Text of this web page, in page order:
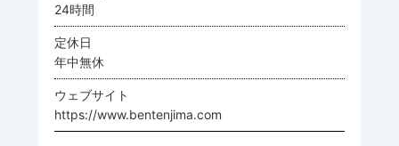
24時間
定休日
年中無休
ウェブサイト
https://www.bentenjima.com